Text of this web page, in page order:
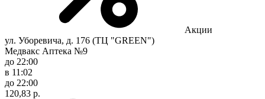
Акции
ул. Уборевича, д. 176 (ТЦ "GREEN")
Медвакс Аптека №9
до 22:00
в 11:02
до 22:00
120,83 р.